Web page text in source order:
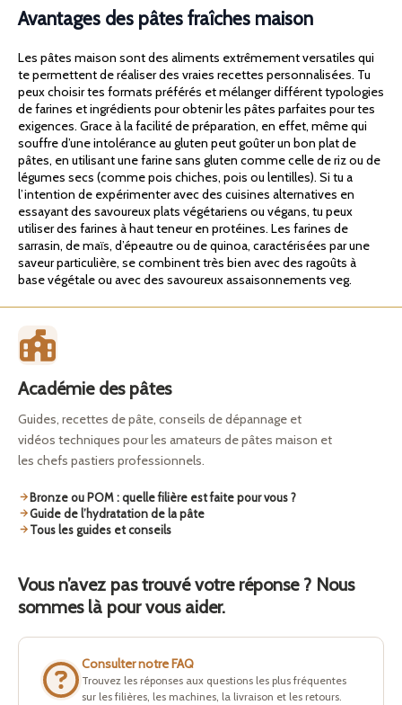
Avantages des pâtes fraîches maison
Les pâtes maison sont des aliments extrêmement versatiles qui
te permettent de réaliser des vraies recettes personnalisées. Tu
peux choisir tes formats préférés et mélanger différent typologies
de farines et ingrédients pour obtenir les pâtes parfaites pour tes
exigences. Grace à la facilité de préparation, en effet, même qui
souffre d’une intolérance au gluten peut goûter un bon plat de
pâtes, en utilisant une farine sans gluten comme celle de riz ou de
légumes secs (comme pois chiches, pois ou lentilles). Si tu a
l’intention de expérimenter avec des cuisines alternatives en
essayant des savoureux plats végétariens ou végans, tu peux
utiliser des farines à haut teneur en protéines. Les farines de
sarrasin, de maïs, d’épeautre ou de quinoa, caractérisées par une
saveur particulière, se combinent très bien avec des ragoûts à
base végétale ou avec des savoureux assaisonnements veg.
Académie des pâtes
Guides, recettes de pâte, conseils de dépannage et
vidéos techniques pour les amateurs de pâtes maison et
les chefs pastiers professionnels.
Bronze ou POM : quelle filière est faite pour vous ?
Guide de l’hydratation de la pâte
Tous les guides et conseils
Vous n’avez pas trouvé votre réponse ? Nous
sommes là pour vous aider.
Consulter notre FAQ
Trouvez les réponses aux questions les plus fréquentes
sur les filières, les machines, la livraison et les retours.